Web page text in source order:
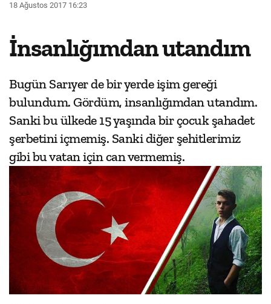
18 Ağustos 2017 16:23
İnsanlığımdan utandım
Bugün Sarıyer de bir yerde işim gereği
bulundum. Gördüm, insanlığımdan utandım.
Sanki bu ülkede 15 yaşında bir çocuk şahadet
şerbetini içmemiş. Sanki diğer şehitlerimiz
gibi bu vatan için can vermemiş.